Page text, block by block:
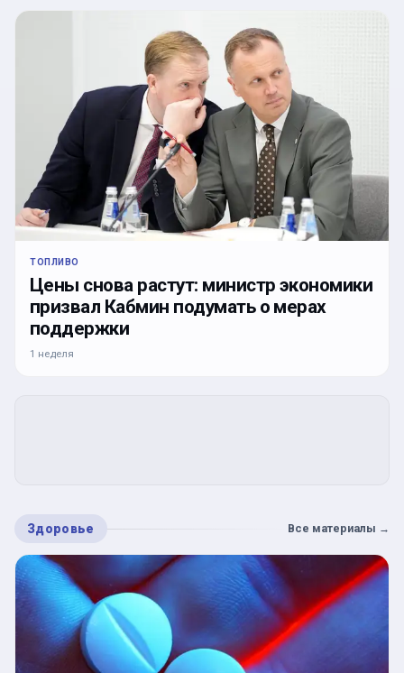
ТОПЛИВО
Цены снова растут: министр экономики
призвал Кабмин подумать о мерах
поддержки
1 неделя
Здоровье Все материалы →